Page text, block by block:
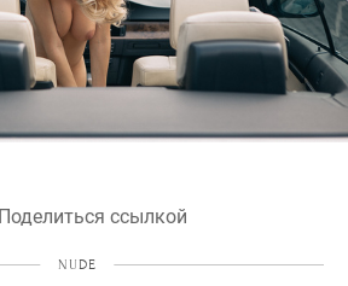
Поделиться ссылкой
NUDE